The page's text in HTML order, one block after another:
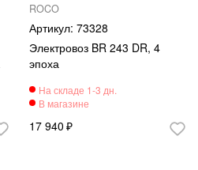
ROCO
73328
Электровоз BR 243 DR, 4
эпоха
17 940